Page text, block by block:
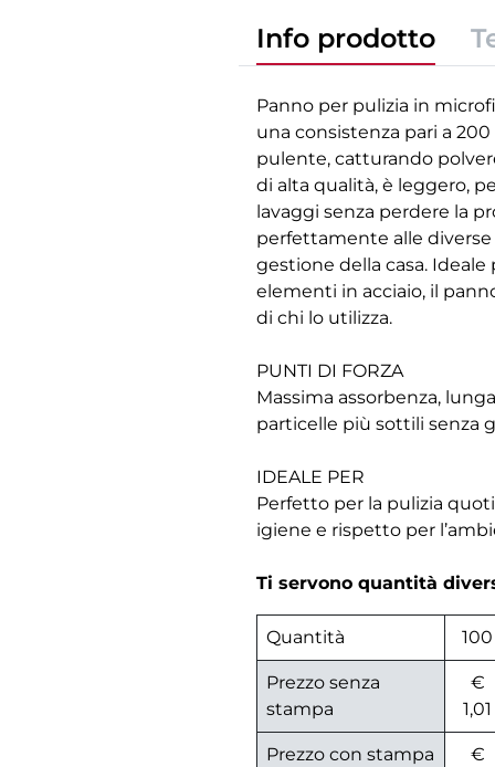
Info prodotto
Panno per pulizia in
una consistenza pari a
pulente, catturando
di alta qualità, è leggero,
lavaggi senza perdere la
perfettamente alle diverse
gestione della casa.
elementi in acciaio, il
di chi lo utilizza.
PUNTI DI FORZA
Massima assorbenza,
particelle più sottili senza
IDEALE PER
Perfetto per la pulizia
igiene e rispetto per
Ti servono quantità
Quantità 100
Prezzo senza
stampa
€
1,01
Prezzo con stampa
€